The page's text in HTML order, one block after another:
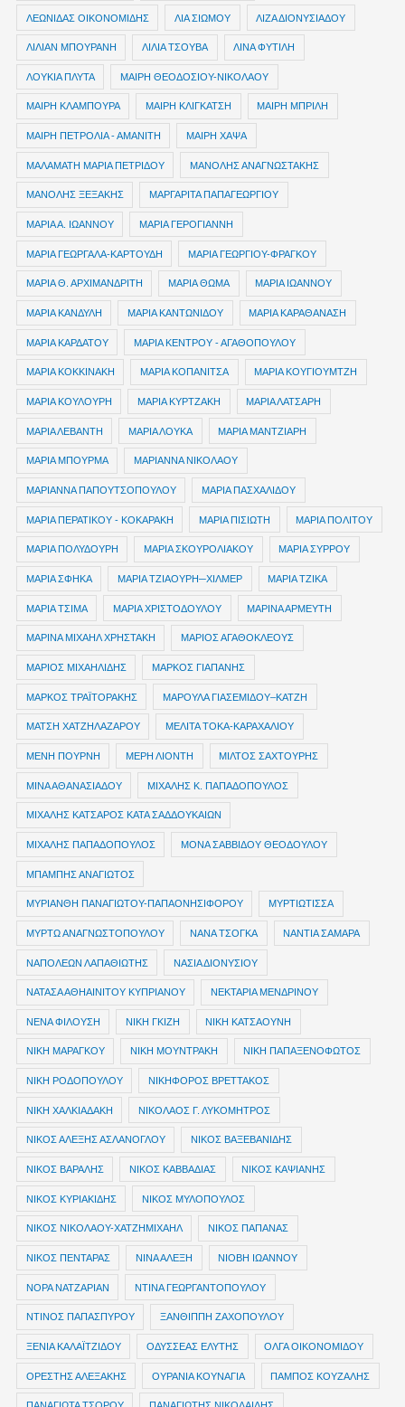
ΛΕΩΝΙΔΑΣ ΟΙΚΟΝΟΜΙΔΗΣ ΛΙΑ ΣΙΩΜΟΥ ΛΙΖΑ ΔΙΟΝΥΣΙΑΔΟΥ
ΛΙΛΙΑΝ ΜΠΟΥΡΑΝΗ ΛΙΛΙΑ ΤΣΟΥΒΑ ΛΙΝΑ ΦΥΤΙΛΗ
ΛΟΥΚΙΑ ΠΛΥΤΑ ΜΑΙΡΗ ΘΕΟΔΟΣΙΟΥ-ΝΙΚΟΛΑΟΥ
ΜΑΙΡΗ ΚΛΑΜΠΟΥΡΑ ΜΑΙΡΗ ΚΛΙΓΚΑΤΣΗ ΜΑΙΡΗ ΜΠΡΙΛΗ
ΜΑΙΡΗ ΠΕΤΡΟΛΙΑ - ΑΜΑΝΙΤΗ ΜΑΙΡΗ ΧΑΨΑ
ΜΑΛΑΜΑΤΗ ΜΑΡΙΑ ΠΕΤΡΙΔΟΥ ΜΑΝΟΛΗΣ ΑΝΑΓΝΩΣΤΑΚΗΣ
ΜΑΝΟΛΗΣ ΞΕΞΑΚΗΣ ΜΑΡΓΑΡΙΤΑ ΠΑΠΑΓΕΩΡΓΙΟΥ
ΜΑΡΙΑ Α. ΙΩΑΝΝΟΥ ΜΑΡΙΑ ΓΕΡΟΓΙΑΝΝΗ
ΜΑΡΙΑ ΓΕΩΡΓΑΛΑ-ΚΑΡΤΟΥΔΗ ΜΑΡΙΑ ΓΕΩΡΓΙΟΥ-ΦΡΑΓΚΟΥ
ΜΑΡΙΑ Θ. ΑΡΧΙΜΑΝΔΡΙΤΗ ΜΑΡΙΑ ΘΩΜΑ ΜΑΡΙΑ ΙΩΑΝΝΟΥ
ΜΑΡΙΑ ΚΑΝΔΥΛΗ ΜΑΡΙΑ ΚΑΝΤΩΝΙΔΟΥ ΜΑΡΙΑ ΚΑΡΑΘΑΝΑΣΗ
ΜΑΡΙΑ ΚΑΡΔΑΤΟΥ ΜΑΡΙΑ ΚΕΝΤΡΟΥ - ΑΓΑΘΟΠΟΥΛΟΥ
ΜΑΡΙΑ ΚΟΚΚΙΝΑΚΗ ΜΑΡΙΑ ΚΟΠΑΝΙΤΣΑ ΜΑΡΙΑ ΚΟΥΓΙΟΥΜΤΖΗ
ΜΑΡΙΑ ΚΟΥΛΟΥΡΗ ΜΑΡΙΑ ΚΥΡΤΖΑΚΗ ΜΑΡΙΑ ΛΑΤΣΑΡΗ
ΜΑΡΙΑ ΛΕΒΑΝΤΗ ΜΑΡΙΑ ΛΟΥΚΑ ΜΑΡΙΑ ΜΑΝΤΖΙΑΡΗ
ΜΑΡΙΑ ΜΠΟΥΡΜΑ ΜΑΡΙΑΝΝΑ ΝΙΚΟΛΑΟΥ
ΜΑΡΙΑΝΝΑ ΠΑΠΟΥΤΣΟΠΟΥΛΟΥ ΜΑΡΙΑ ΠΑΣΧΑΛΙΔΟΥ
ΜΑΡΙΑ ΠΕΡΑΤΙΚΟΥ - ΚΟΚΑΡΑΚΗ ΜΑΡΙΑ ΠΙΣΙΩΤΗ ΜΑΡΙΑ ΠΟΛΙΤΟΥ
ΜΑΡΙΑ ΠΟΛΥΔΟΥΡΗ ΜΑΡΙΑ ΣΚΟΥΡΟΛΙΑΚΟΥ ΜΑΡΙΑ ΣΥΡΡΟΥ
ΜΑΡΙΑ ΣΦΗΚΑ ΜΑΡΙΑ ΤΖΙΑΟΥΡΗ─ΧΙΛΜΕΡ ΜΑΡΙΑ ΤΖΙΚΑ
ΜΑΡΙΑ ΤΣΙΜΑ ΜΑΡΙΑ ΧΡΙΣΤΟΔΟΥΛΟΥ ΜΑΡΙΝΑ ΑΡΜΕΥΤΗ
ΜΑΡΙΝΑ ΜΙΧΑΗΛ ΧΡΗΣΤΑΚΗ ΜΑΡΙΟΣ ΑΓΑΘΟΚΛΕΟΥΣ
ΜΑΡΙΟΣ ΜΙΧΑΗΛΙΔΗΣ ΜΑΡΚΟΣ ΓΙΑΠΑΝΗΣ
ΜΑΡΚΟΣ ΤΡΑΪΤΟΡΑΚΗΣ ΜΑΡΟΥΛΑ ΓΙΑΣΕΜΙΔΟΥ–ΚΑΤΖΗ
ΜΑΤΣΗ ΧΑΤΖΗΛΑΖΑΡΟΥ ΜΕΛΙΤΑ ΤΟΚΑ-ΚΑΡΑΧΑΛΙΟΥ
ΜΕΝΗ ΠΟΥΡΝΗ ΜΕΡΗ ΛΙΟΝΤΗ ΜΙΛΤΟΣ ΣΑΧΤΟΥΡΗΣ
ΜΙΝΑ ΑΘΑΝΑΣΙΑΔΟΥ ΜΙΧΑΛΗΣ Κ. ΠΑΠΑΔΟΠΟΥΛΟΣ
ΜΙΧΑΛΗΣ ΚΑΤΣΑΡΟΣ ΚΑΤΑ ΣΑΔΔΟΥΚΑΙΩΝ
ΜΙΧΑΛΗΣ ΠΑΠΑΔΟΠΟΥΛΟΣ ΜΟΝΑ ΣΑΒΒΙΔΟΥ ΘΕΟΔΟΥΛΟΥ
ΜΠΑΜΠΗΣ ΑΝΑΓΙΩΤΟΣ
ΜΥΡΙΑΝΘΗ ΠΑΝΑΓΙΩΤΟΥ-ΠΑΠΑΟΝΗΣΙΦΟΡΟΥ ΜΥΡΤΙΩΤΙΣΣΑ
ΜΥΡΤΩ ΑΝΑΓΝΩΣΤΟΠΟΥΛΟΥ ΝΑΝΑ ΤΣΟΓΚΑ ΝΑΝΤΙΑ ΣΑΜΑΡΑ
ΝΑΠΟΛΕΩΝ ΛΑΠΑΘΙΩΤΗΣ ΝΑΣΙΑ ΔΙΟΝΥΣΙΟΥ
ΝΑΤΑΣΑ ΑΘΗΑΙΝΙΤΟΥ ΚΥΠΡΙΑΝΟΥ ΝΕΚΤΑΡΙΑ ΜΕΝΔΡΙΝΟΥ
ΝΕΝΑ ΦΙΛΟΥΣΗ ΝΙΚΗ ΓΚΙΖΗ ΝΙΚΗ ΚΑΤΣΑΟΥΝΗ
ΝΙΚΗ ΜΑΡΑΓΚΟΥ ΝΙΚΗ ΜΟΥΝΤΡΑΚΗ ΝΙΚΗ ΠΑΠΑΞΕΝΟΦΩΤΟΣ
ΝΙΚΗ ΡΟΔΟΠΟΥΛΟΥ ΝΙΚΗΦΟΡΟΣ ΒΡΕΤΤΑΚΟΣ
ΝΙΚΗ ΧΑΛΚΙΑΔΑΚΗ ΝΙΚΟΛΑΟΣ Γ. ΛΥΚΟΜΗΤΡΟΣ
ΝΙΚΟΣ ΑΛΕΞΗΣ ΑΣΛΑΝΟΓΛΟΥ ΝΙΚΟΣ ΒΑΞΕΒΑΝΙΔΗΣ
ΝΙΚΟΣ ΒΑΡΑΛΗΣ ΝΙΚΟΣ ΚΑΒΒΑΔΙΑΣ ΝΙΚΟΣ ΚΑΨΙΑΝΗΣ
ΝΙΚΟΣ ΚΥΡΙΑΚΙΔΗΣ ΝΙΚΟΣ ΜΥΛΟΠΟΥΛΟΣ
ΝΙΚΟΣ ΝΙΚΟΛΑΟΥ-ΧΑΤΖΗΜΙΧΑΗΛ ΝΙΚΟΣ ΠΑΠΑΝΑΣ
ΝΙΚΟΣ ΠΕΝΤΑΡΑΣ ΝΙΝΑ ΑΛΕΞΗ ΝΙΟΒΗ ΙΩΑΝΝΟΥ
ΝΟΡΑ ΝΑΤΖΑΡΙΑΝ ΝΤΙΝΑ ΓΕΩΡΓΑΝΤΟΠΟΥΛΟΥ
ΝΤΙΝΟΣ ΠΑΠΑΣΠΥΡΟΥ ΞΑΝΘΙΠΠΗ ΖΑΧΟΠΟΥΛΟΥ
ΞΕΝΙΑ ΚΑΛΑΪΤΖΙΔΟΥ ΟΔΥΣΣΕΑΣ ΕΛΥΤΗΣ ΟΛΓΑ ΟΙΚΟΝΟΜΙΔΟΥ
ΟΡΕΣΤΗΣ ΑΛΕΞΑΚΗΣ ΟΥΡΑΝΙΑ ΚΟΥΝΑΓΙΑ ΠΑΜΠΟΣ ΚΟΥΖΑΛΗΣ